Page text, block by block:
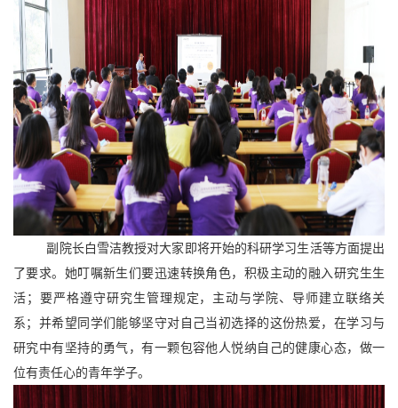
副院长白雪洁教授对大家即将开始的科研学习生活等方面提出
了要求。她叮嘱新生们要迅速转换角色，积极主动的融入研究生生
活；要严格遵守研究生管理规定，主动与学院、导师建立联络关
系；并希望同学们能够坚守对自己当初选择的这份热爱，在学习与
研究中有坚持的勇气，有一颗包容他人悦纳自己的健康心态，做一
位有责任心的青年学子。